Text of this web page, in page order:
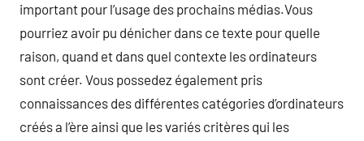
important pour l’usage des prochains médias.Vous
pourriez avoir pu dénicher dans ce texte pour quelle
raison, quand et dans quel contexte les ordinateurs
sont créer. Vous possedez également pris
connaissances des différentes catégories d’ordinateurs
créés a l’ère ainsi que les variés critères qui les